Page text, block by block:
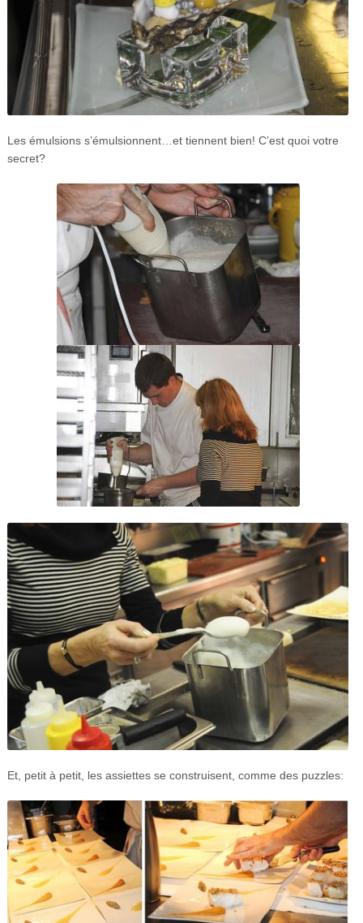
Les émulsions s’émulsionnent…et tiennent bien! C’est quoi votre
secret?
Et, petit à petit, les assiettes se construisent, comme des puzzles: